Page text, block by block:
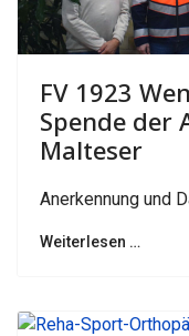
FV 1923
Spende der
Malteser
Anerkennung und
Weiterlesen …